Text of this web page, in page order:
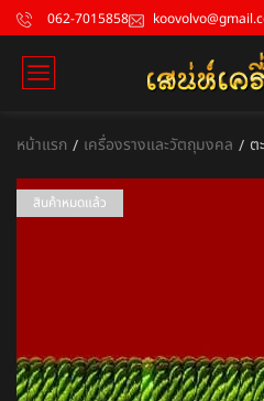
062-7015858
หน้าแรก / เครื่องรางและวัตถุมงคล / ต
สินค้าหมดแล้ว